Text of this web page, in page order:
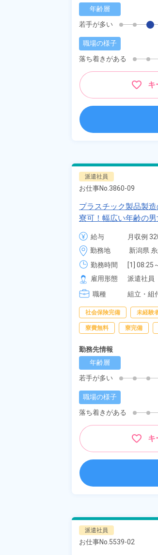
年齢層
若手が多い
職場の様子
落ち着きがある
キ
派遣社員
お仕事No. 3860-09
プラスチック製品製
寮可！幅広い年齢の
無料送迎もあり！正
給与
月収例
時給
勤務地
新潟県
勤務時間
[1] 08:25
[2] 20:30
雇用形態
派遣社員
職種
組立・組
社会保険完備 未経験
寮費無料 寮完備
勤務先情報
年齢層
若手が多い
職場の様子
落ち着きがある
キ
派遣社員
お仕事No. 5539-02